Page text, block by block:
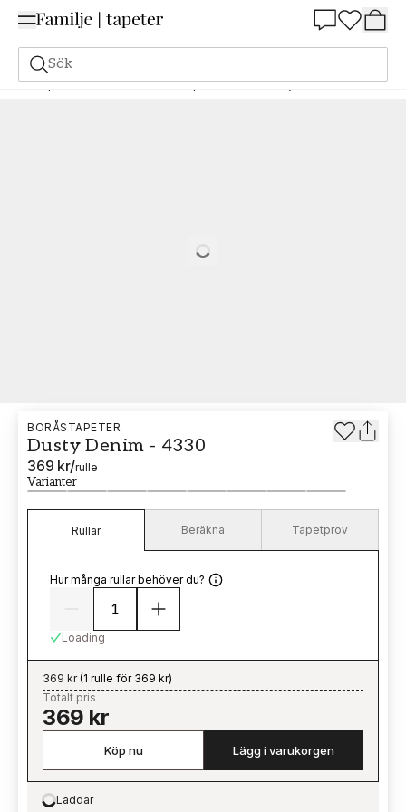
Sök
Tapeter Varumärken Boråstapeter Linen Dusty Denim - 4330
Loading…
BORÅSTAPETER
Dusty Denim - 4330
369 kr/rulle
Varianter
Rullar Beräkna Tapetprov
Hur många rullar behöver du?
Loading
369 kr(1 rulle för 369 kr)
Totalt pris
369 kr
Köp nu Lägg i varukorgen
Laddar